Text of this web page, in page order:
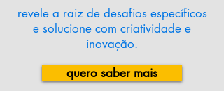
revele a raiz de desafios específicos
e solucione com criatividade e
inovação.
quero saber mais